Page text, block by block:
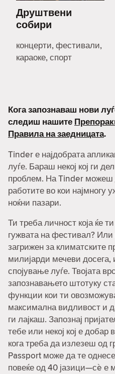
Друштвени
собири
концерти, фестивали,
караоке, спорт
Кога запознаваш нови
следиш нашите
Правила на заедницата.
Tinder е најдобрата
луѓе. Бараш некој кој ги
проблем. На Tinder можеш
работите во кои
ноќни пазари.
Ти треба личност која ќе
гужвата на фестивал?
загрижен за климатските
милијарди мечеви
спојување луѓе. Твојата
запознавањето штотуку
функции кои ти
максимална видливост и
ги лајкаш. Запознај
тебе или некој кој е
кога треба да излезеш од
Passport може да те
повеќе од 40 јазици—сè е